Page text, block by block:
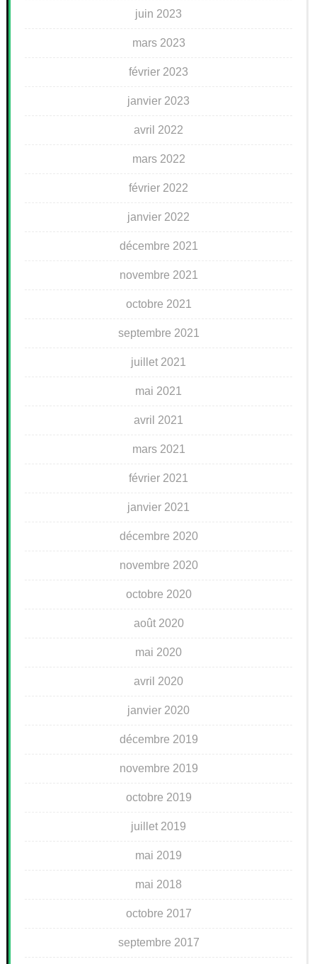
juin 2023
mars 2023
février 2023
janvier 2023
avril 2022
mars 2022
février 2022
janvier 2022
décembre 2021
novembre 2021
octobre 2021
septembre 2021
juillet 2021
mai 2021
avril 2021
mars 2021
février 2021
janvier 2021
décembre 2020
novembre 2020
octobre 2020
août 2020
mai 2020
avril 2020
janvier 2020
décembre 2019
novembre 2019
octobre 2019
juillet 2019
mai 2019
mai 2018
octobre 2017
septembre 2017